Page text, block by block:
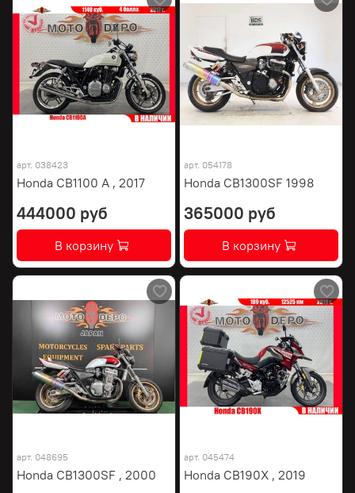
арт. 038423
Honda CB1100 A , 2017
444000 руб
В корзину
арт. 054178
Honda CB1300SF 1998
365000 руб
В корзину
арт. 048695
Honda CB1300SF , 2000
арт. 045474
Honda CB190X , 2019